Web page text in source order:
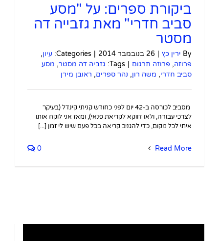
ביקורת ספרים: על "מסע
סביב חדרי" מאת גזבייה דה
מסטר
By ירין כץ | 26 בנובמבר 2014 |
Categories: עיון,
פרוזה, פרוזה תרגום |
Tags: גזביה דה מסטר, מסע
סביב חדרי, משה רון, נהר ספרים, ראובן מירן
מסביב לכורסה ב-42 יום לפני כחודש קניתי קינדל (בעיקר
לצרכי עבודה, ולאו דווקא לקריאת פנאי), ומאז אני לוקח אותו
איתי לכל מקום, כדי להגניב קריאה בכל פעם שיש לי זמן [...]
Read More
0